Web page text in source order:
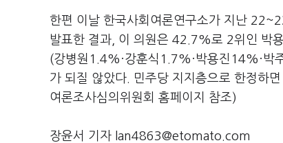
한편 이날 한국사회여론연구소가 지난
발표한 결과, 이 의원은 42.7%로 2위인 박
(강병원1.4%·강훈식1.7%·박용진14%·박
가 되질 않았다. 민주당 지지층으로 한정하
여론조사심의위원회 홈페이지 참조)
장윤서 기자 lan4863@etomato.com